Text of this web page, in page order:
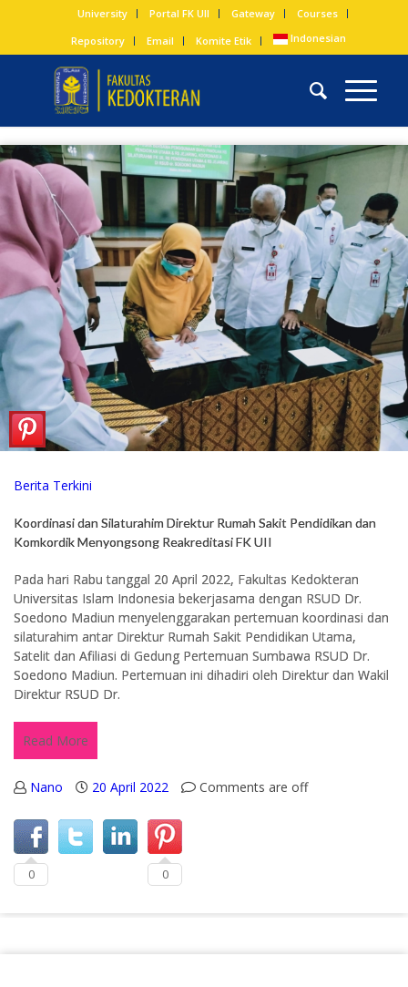
University Portal FK UII Gateway
Courses
Repository
Email Komite Etik Indonesian
Berita Terkini
Koordinasi dan Silaturahim Direktur Rumah Sakit Pendidikan dan
Komkordik Menyongsong Reakreditasi FK UII
Pada hari Rabu tanggal 20 April 2022, Fakultas Kedokteran
Universitas Islam Indonesia bekerjasama dengan RSUD Dr.
Soedono Madiun menyelenggarakan pertemuan koordinasi dan
silaturahim antar Direktur Rumah Sakit Pendidikan Utama,
Satelit dan Afiliasi di Gedung Pertemuan Sumbawa RSUD Dr.
Soedono Madiun. Pertemuan ini dihadiri oleh Direktur dan Wakil
Direktur RSUD Dr.
Read More
Nano 20 April 2022 Comments are off
0 0